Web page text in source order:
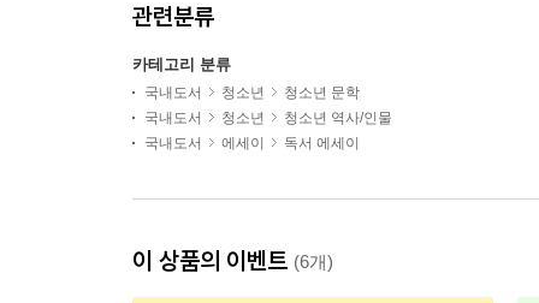
관련분류
카테고리 분류
국내도서 청소년
청소년 문학
국내도서
청소년
청소년 역사/인물
국내도서
에세이 독서 에세이
이 상품의 이벤트 (6개)